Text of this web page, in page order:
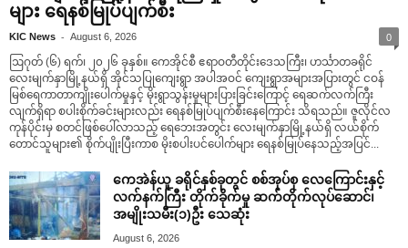
များ ရေနစ်မြုပ်ပျက်စီး
KIC News - August 6, 2026 0
ဩဂုတ် (၆) ရက်၊ ၂၀၂၆ ခုနှစ်။ ကေအိုင်စီ ဧရာဝတီတိုင်းဒေသကြီး၊ ဟင်္သာတခရိုင်
လေးမျက်နှာမြို့နယ်ရှိ အိုင်သပြုကျေးရွာ အပါအဝင် ကျေးရွာအများအပြားတွင် ငဝန်
မြစ်ရေကာတာကျိုးပေါက်မှုနှင့် မိုးရွာသွန်းမှုများပြားခြင်းကြောင့် ရေဆက်လက်ကြီး
လျက်ရှိရာ စပါးစိုက်ခင်းများလည်း ရေနစ်မြုပ်ပျက်စီးနေကြောင်း သိရသည်။ ဇူလိုင်လ
ကုန်ပိုင်းမှ စတင်ဖြစ်ပေါ်လာသည့် ရေဘေးအတွင်း လေးမျက်နှာမြို့နယ်ရှိ လယ်စိုက်
တောင်သူများ၏ စိုက်ပျိုးပြီးကာစ မိုးစပါးပင်ပေါက်များ ရေနစ်မြုပ်နေသည့်အပြင်...
ကေအဲန်ယူ ခရိုင်နှစ်ခုတွင် စစ်အုပ်စု လေကြောင်းနှင့်
လက်နက်ကြီး တိုက်ခိုက်မှု ဆက်တိုက်လုပ်ဆောင်၊
အမျိုးသမီး(၁)ဦး သေဆုံး
August 6, 2026